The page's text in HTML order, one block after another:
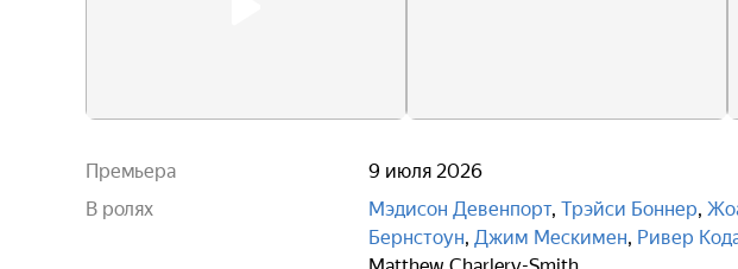
Премьера
9 июля 2026
В ролях
Мэдисон Девенпорт, Трэйси Боннер,
Бернстоун, Джим Мескимен, Ривер